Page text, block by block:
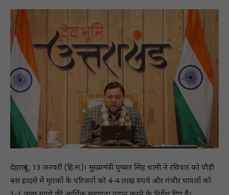
देहरादून, 13 जनवरी (हि.स.)। मुख्यमंत्री पुष्कर सिंह धामी ने रविवार को पौड़ी
बस हादसे में मृतकों के परिजनों को 4-4 लाख रुपये और गंभीर घायलों को